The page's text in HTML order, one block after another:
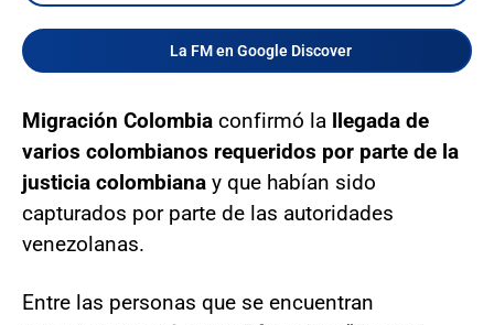
La FM en Google Discover
Migración Colombia confirmó la llegada de
varios colombianos requeridos por parte de la
justicia colombiana y que habían sido
capturados por parte de las autoridades
venezolanas.
Entre las personas que se encuentran